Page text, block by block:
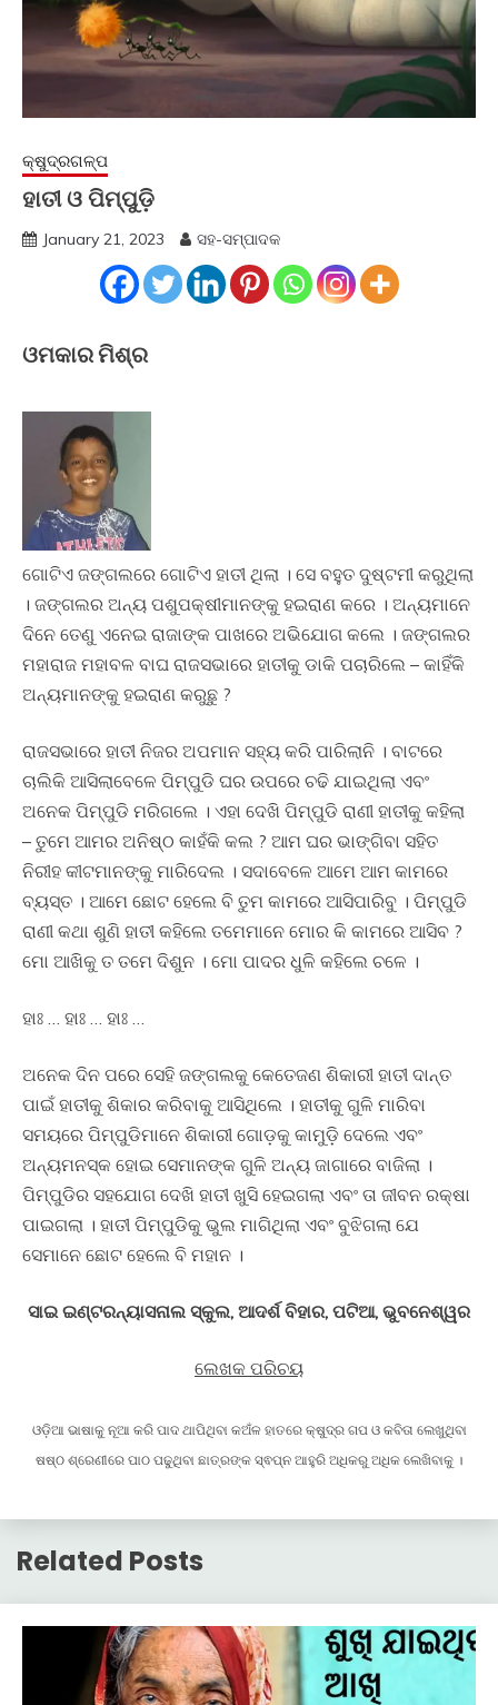
କ୍ଷୁଦ୍ରଗଳ୍ପ
ହାତୀ ଓ ପିମ୍ପୁଡ଼ି
January 21, 2023 ସହ-ସମ୍ପାଦକ
ଓମକାର ମିଶ୍ର
ଗୋଟିଏ ଜଙ୍ଗଲରେ ଗୋଟିଏ ହାତୀ ଥିଲା । ସେ ବହୁତ ଦୁଷ୍ଟମୀ କରୁଥିଲା
। ଜଙ୍ଗଲର ଅନ୍ୟ ପଶୁପକ୍ଷୀମାନଙ୍କୁ ହଇରାଣ କରେ । ଅନ୍ୟମାନେ
ଦିନେ ତେଣୁ ଏନେଇ ରାଜାଙ୍କ ପାଖରେ ଅଭିଯୋଗ କଲେ । ଜଙ୍ଗଲର
ମହାରାଜ ମହାବଳ ବାଘ ରାଜସଭାରେ ହାତୀକୁ ଡାକି ପଚାରିଲେ – କାହିଁକି
ଅନ୍ୟମାନଙ୍କୁ ହଇରାଣ କରୁଛୁ ?
ରାଜସଭାରେ ହାତୀ ନିଜର ଅପମାନ ସହ୍ୟ କରି ପାରିଲାନି । ବାଟରେ
ଚାଲିକି ଆସିଲାବେଳେ ପିମ୍ପୁଡି ଘର ଉପରେ ଚଢି ଯାଇଥିଲା ଏବଂ
ଅନେକ ପିମ୍ପୁଡି ମରିଗଲେ । ଏହା ଦେଖି ପିମ୍ପୁଡି ରାଣୀ ହାତୀକୁ କହିଲା
– ତୁମେ ଆମର ଅନିଷ୍ଠ କାହଁକି କଲ ? ଆମ ଘର ଭାଙ୍ଗିବା ସହିତ
ନିରୀହ କୀଟମାନଙ୍କୁ ମାରିଦେଲ । ସଦାବେଳେ ଆମେ ଆମ କାମରେ
ବ୍ୟସ୍ତ । ଆମେ ଛୋଟ ହେଲେ ବି ତୁମ କାମରେ ଆସିପାରିବୁ । ପିମ୍ପୁଡି
ରାଣୀ କଥା ଶୁଣି ହାତୀ କହିଲେ ତମେମାନେ ମୋର କି କାମରେ ଆସିବ ?
ମୋ ଆଖିକୁ ତ ତମେ ଦିଶୁନ । ମୋ ପାଦର ଧୁଳି କହିଲେ ଚଳେ ।
ହାଃ … ହାଃ … ହାଃ …
ଅନେକ ଦିନ ପରେ ସେହି ଜଙ୍ଗଲକୁ କେତେଜଣ ଶିକାରୀ ହାତୀ ଦାନ୍ତ
ପାଇଁ ହାତୀକୁ ଶିକାର କରିବାକୁ ଆସିଥିଲେ । ହାତୀକୁ ଗୁଳି ମାରିବା
ସମୟରେ ପିମ୍ପୁଡିମାନେ ଶିକାରୀ ଗୋଡ଼କୁ କାମୁଡ଼ି ଦେଲେ ଏବଂ
ଅନ୍ୟମନସ୍କ ହୋଇ ସେମାନଙ୍କ ଗୁଳି ଅନ୍ୟ ଜାଗାରେ ବାଜିଲା ।
ପିମ୍ପୁଡିର ସହଯୋଗ ଦେଖି ହାତୀ ଖୁସି ହେଇଗଲା ଏବଂ ତା ଜୀବନ ରକ୍ଷା
ପାଇଗଲା । ହାତୀ ପିମ୍ପୁଡିକୁ ଭୁଲ ମାଗିଥିଲା ଏବଂ ବୁଝିଗଲା ଯେ
ସେମାନେ ଛୋଟ ହେଲେ ବି ମହାନ ।
ସାଇ ଇଣ୍ଟରନ୍ୟାସନାଲ ସ୍କୁଲ, ଆଦର୍ଶ ବିହାର, ପଟିଆ, ଭୁବନେଶ୍ୱର
ଲେଖକ ପରିଚୟ
ଓଡ଼ିଆ ଭାଷାକୁ ନୂଆ କରି ପାଦ ଥାପିଥିବା କଅଁଳ ହାତରେ କ୍ଷୁଦ୍ର ଗପ ଓ କବିତା ଲେଖୁଥିବା
ଷଷ୍ଠ ଶ୍ରେଣୀରେ ପାଠ ପଢୁଥିବା ଛାତ୍ରଙ୍କ ସ୍ଵପ୍ନ ଆହୁରି ଅଧିକରୁ ଅଧିକ ଲେଖିବାକୁ ।
Related Posts